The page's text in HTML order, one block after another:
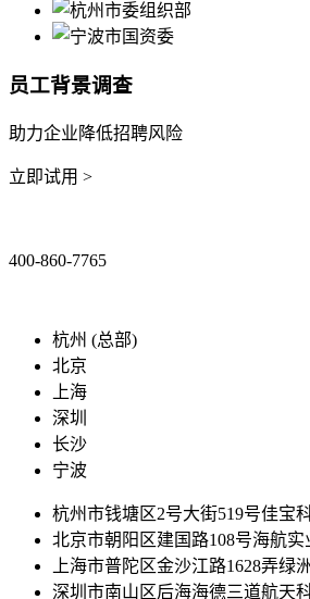
员工背景调查
助力企业降低招聘风险
立即试用 >
400-860-7765
杭州 (总部)
北京
上海
深圳
长沙
宁波
杭州市钱塘区2号大街519号佳宝
北京市朝阳区建国路108号海航实
上海市普陀区金沙江路1628弄绿
深圳市南山区后海海德三道航天